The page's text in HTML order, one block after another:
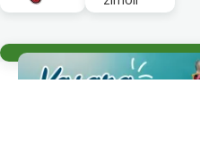
Produkti kategorijā Mākslīgas